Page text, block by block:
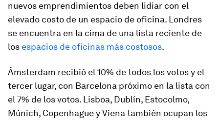
nuevos emprendimientos deben lidiar con el
elevado costo de un espacio de oficina. Londres
se encuentra en la cima de una lista reciente de
los espacios de oficinas más costosos.
Ámsterdam recibió el 10% de todos los votos y el
tercer lugar, con Barcelona próximo en la lista con
el 7% de los votos. Lisboa, Dublín, Estocolmo,
Múnich, Copenhague y Viena también ocupan los